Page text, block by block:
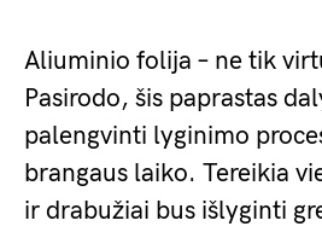
Aliuminio folija – ne tik
Pasirodo, šis paprastas
palengvinti lyginimo
brangaus laiko. Tereikia
ir drabužiai bus išlyginti